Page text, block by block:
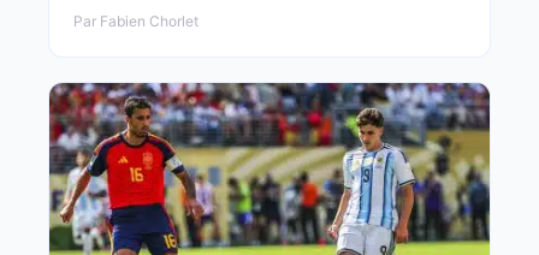
Par Fabien Chorlet